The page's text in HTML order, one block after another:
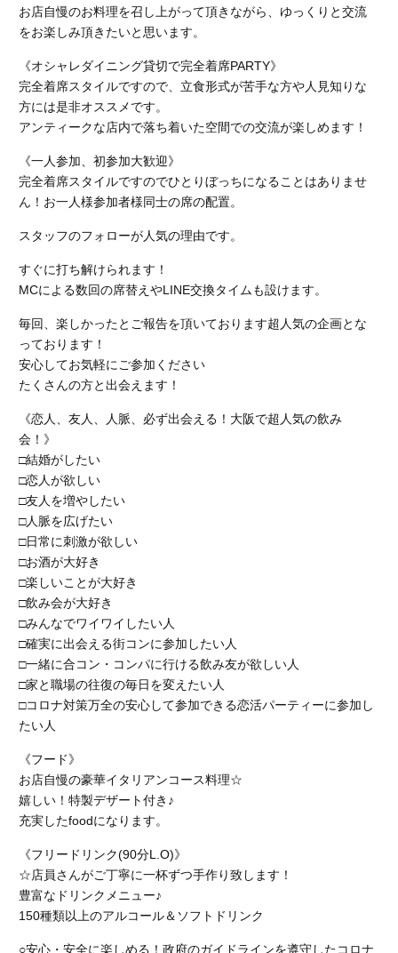
お店自慢のお料理を召し上がって頂きながら、ゆっくりと交流
をお楽しみ頂きたいと思います。
《オシャレダイニング貸切で完全着席PARTY》
完全着席スタイルですので、立食形式が苦手な方や人見知りな
方には是非オススメです。
アンティークな店内で落ち着いた空間での交流が楽しめます！
《一人参加、初参加大歓迎》
完全着席スタイルですのでひとりぼっちになることはありませ
ん！お一人様参加者様同士の席の配置。
スタッフのフォローが人気の理由です。
すぐに打ち解けられます！
MCによる数回の席替えやLINE交換タイムも設けます。
毎回、楽しかったとご報告を頂いております超人気の企画とな
っております！
安心してお気軽にご参加ください
たくさんの方と出会えます！
《恋人、友人、人脈、必ず出会える！大阪で超人気の飲み
会！》
□結婚がしたい
□恋人が欲しい
□友人を増やしたい
□人脈を広げたい
□日常に刺激が欲しい
□お酒が大好き
□楽しいことが大好き
□飲み会が大好き
□みんなでワイワイしたい人
□確実に出会える街コンに参加したい人
□一緒に合コン・コンパに行ける飲み友が欲しい人
□家と職場の往復の毎日を変えたい人
□コロナ対策万全の安心して参加できる恋活パーティーに参加し
たい人
《フード》
お店自慢の豪華イタリアンコース料理☆
嬉しい！特製デザート付き♪
充実したfoodになります。
《フリードリンク(90分L.O)》
☆店員さんがご丁寧に一杯ずつ手作り致します！
豊富なドリンクメニュー♪
150種類以上のアルコール＆ソフトドリンク
○安心・安全に楽しめる！政府のガイドラインを遵守したコロナ